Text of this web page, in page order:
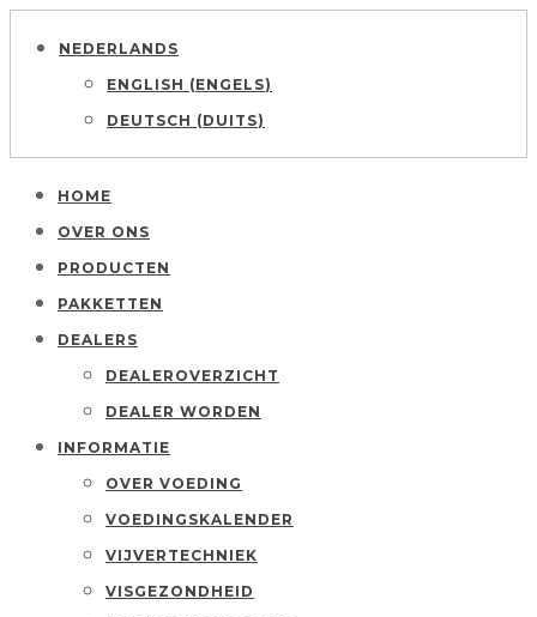
NEDERLANDS
ENGLISH (ENGELS)
DEUTSCH (DUITS)
HOME
OVER ONS
PRODUCTEN
PAKKETTEN
DEALERS
DEALEROVERZICHT
DEALER WORDEN
INFORMATIE
OVER VOEDING
VOEDINGSKALENDER
VIJVERTECHNIEK
VISGEZONDHEID